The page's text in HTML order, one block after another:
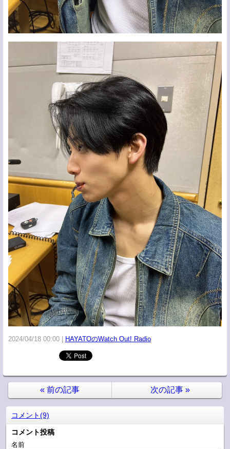
2024/04/18 00:00 HAYATOのWatch Out! Radio
« 前の記事 次の記事 »
コメント(9)
コメント投稿
名前